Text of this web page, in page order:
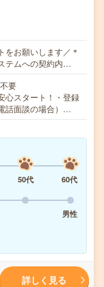
をお願いします／＊
テムへの契約内…
要
心スタート！・登録
話面談の場合）…
50代
60代
男性
詳しく見る